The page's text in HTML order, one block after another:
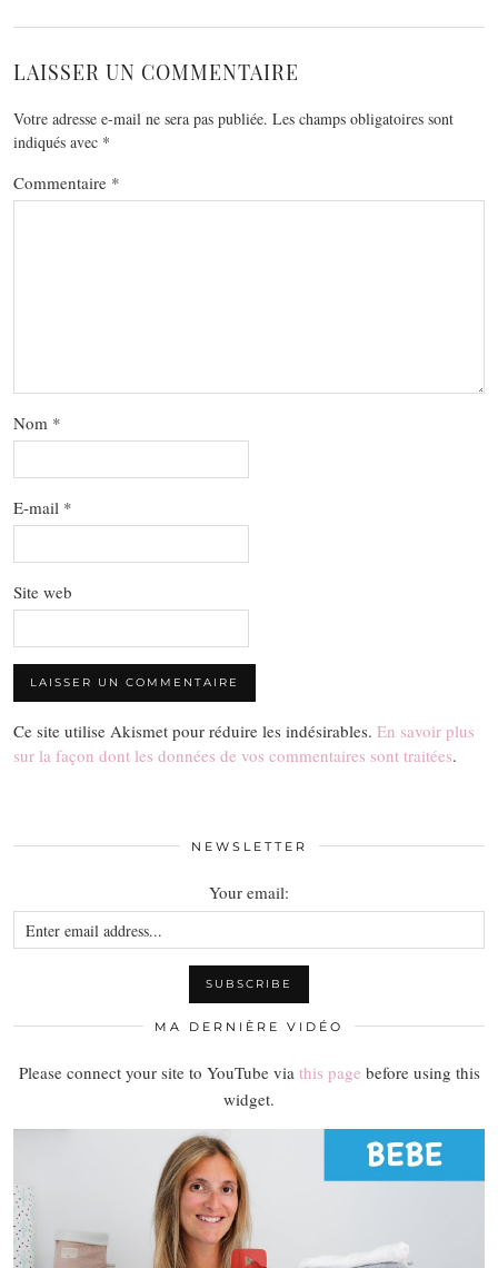
LAISSER UN COMMENTAIRE
Votre adresse e-mail ne sera pas publiée. Les champs obligatoires sont
indiqués avec *
Commentaire *
Nom *
E-mail *
Site web
Ce site utilise Akismet pour réduire les indésirables. En savoir plus
sur la façon dont les données de vos commentaires sont traitées.
NEWSLETTER
Your email:
MA DERNIÈRE VIDÉO
Please connect your site to YouTube via this page before using this
widget.